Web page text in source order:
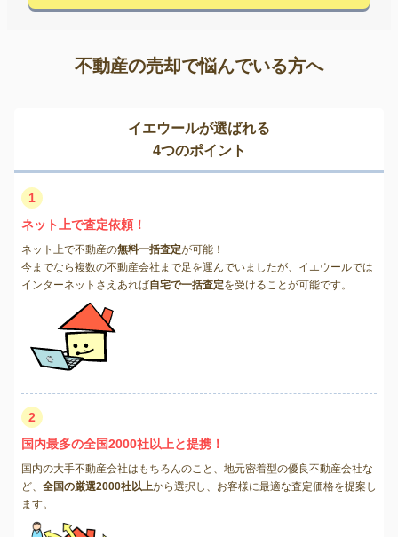
不動産の売却で悩んでいる方へ
イエウールが選ばれる
4つのポイント
1
ネット上で査定依頼！
ネット上で不動産の無料一括査定が可能！
今までなら複数の不動産会社まで足を運んでいましたが、イエウールでは
インターネットさえあれば自宅で一括査定を受けることが可能です。
2
国内最多の全国2000社以上と提携！
国内の大手不動産会社はもちろんのこと、地元密着型の優良不動産会社な
ど、 全国の厳選2000社以上から選択し、お客様に最適な査定価格を提案し
ます。